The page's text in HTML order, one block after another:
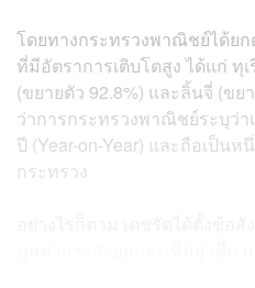
โดยทางกระทรวงพาณิชย์ได้ย
ที่มีอัตราการเติบโตสูง ได้แก่ ทุเ
(ขยายตัว 92.8%) และลิ้นจี่ (ขย
ว่าการกระทรวงพาณิชย์ระบุว่า
ปี (Year-on-Year) และถือเป็น
กระทรวง